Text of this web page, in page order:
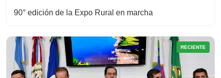
90° edición de la Expo Rural en marcha
RECIENTE